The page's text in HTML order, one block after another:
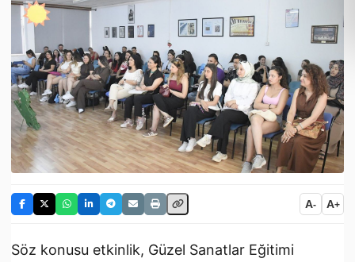
A- A+
Söz konusu etkinlik, Güzel Sanatlar Eğitimi